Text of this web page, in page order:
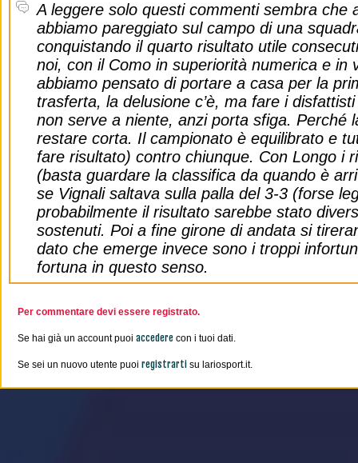
A leggere solo questi commenti sembra che
abbiamo pareggiato sul campo di una
conquistando il quarto risultato utile
noi, con il Como in superiorità numerica e in
abbiamo pensato di portare a casa per la
trasferta, la delusione c’è, ma fare i
non serve a niente, anzi porta sfiga. Perché
restare corta. Il campionato è equilibrato e
fare risultato) contro chiunque. Con Longo i
(basta guardare la classifica da quando è
se Vignali saltava sulla palla del 3-3 (forse
probabilmente il risultato sarebbe stato
sostenuti. Poi a fine girone di andata si
dato che emerge invece sono i troppi
fortuna in questo senso.
Per commentare devi essere registrato.
Se hai già un account puoi accedere con i tuoi dati.
Se sei un nuovo utente puoi registrarti su lariosport.it.